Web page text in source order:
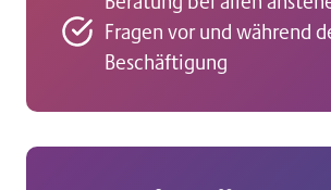
Fragen vor und während
Beschäftigung